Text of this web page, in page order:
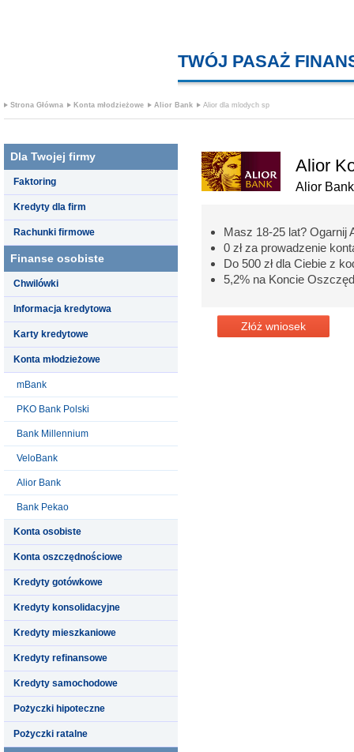
TWÓJ PASAŻ
Strona Główna Konta młodzieżowe Alior Bank Alior dla mlodych sp
Dla Twojej firmy
Faktoring
Kredyty dla firm
Rachunki firmowe
Finanse osobiste
Chwilówki
Informacja kredytowa
Karty kredytowe
Konta młodzieżowe
mBank
PKO Bank Polski
Bank Millennium
VeloBank
Alior Bank
Bank Pekao
Konta osobiste
Konta oszczędnościowe
Kredyty gotówkowe
Kredyty konsolidacyjne
Kredyty mieszkaniowe
Kredyty refinansowe
Kredyty samochodowe
Pożyczki hipoteczne
Pożyczki ratalne
Alior
Alior Bank
Masz 18-25 lat? Ogarnij
0 zł za prowadzenie
Do 500 zł dla Ciebie z
5,2% na Koncie
Złóż wniosek